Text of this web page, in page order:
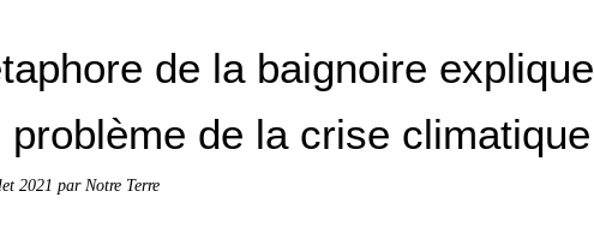
de la baignoire explique
problème de la crise climatique
2021 par Notre Terre